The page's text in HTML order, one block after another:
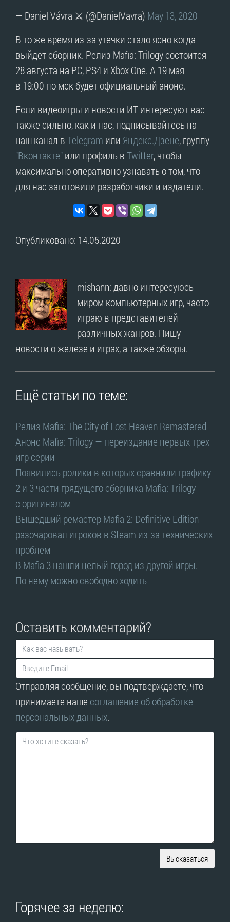
— Daniel Vávra ⚔ (@DanielVavra) May 13, 2020
В то же время из-за утечки стало ясно когда
выйдет сборник. Релиз Mafia: Trilogy состоится
28 августа на PC, PS4 и Xbox One. А 19 мая
в 19:00 по мск будет официальный анонс.
Если видеоигры и новости ИТ интересуют вас
также сильно, как и нас, подписывайтесь на
наш канал вTelegram или Яндекс.Дзене, группу
"Вконтакте"или профиль вTwitter, чтобы
максимально оперативно узнавать о том, что
для нас заготовили разработчики и издатели.
Опубликовано: 14.05.2020
mishann: давно интересуюсь
миром компьютерных игр, часто
играю в представителей
различных жанров. Пишу
новости о железе и играх, а также обзоры.
Ещё статьи по теме:
Релиз Mafia: The City of Lost Heaven Remastered
Анонс Mafia: Trilogy — переиздание первых трех
игр серии
Появились ролики в которых сравнили графику
2 и 3 части грядущего сборника Mafia: Trilogy
с оригиналом
Вышедший ремастер Mafia 2: Definitive Edition
разочаровал игроков в Steam из-за технических
проблем
В Mafia 3 нашли целый город из другой игры.
По нему можно свободно ходить
Оставить комментарий?
Отправляя сообщение, вы подтверждаете, что
принимаете наше соглашение об обработке
персональных данных.
Высказаться
Горячее за неделю: